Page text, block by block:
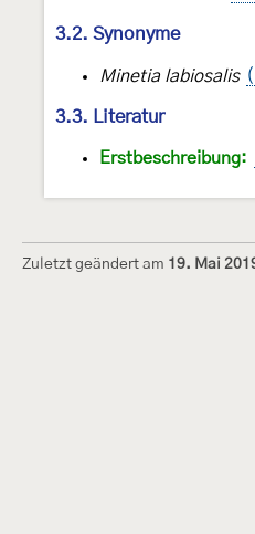
3.2. Synonyme
Minetia labiosalis
3.3. Literatur
Erstbeschreibung:
Zuletzt geändert am 19. Mai